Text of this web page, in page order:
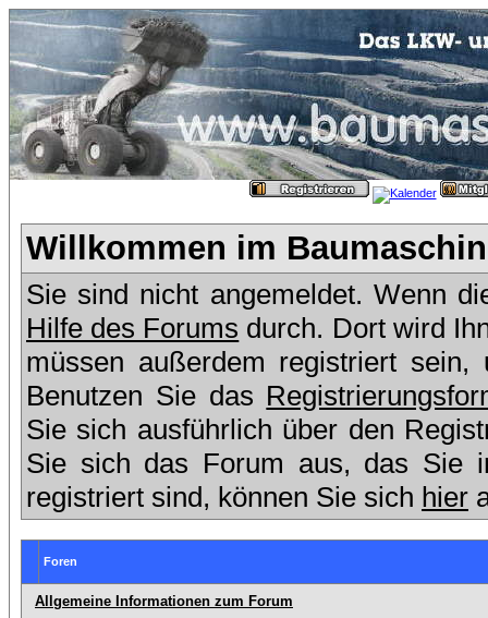
Willkommen im
Sie sind nicht angemeldet. Wenn
Hilfe des Forums durch. Dort wird
müssen außerdem registriert
Benutzen Sie das
Sie sich ausführlich über den
Sie sich das Forum aus, das Sie
registriert sind, können Sie sich hier
Foren
Allgemeine Informationen zum Forum